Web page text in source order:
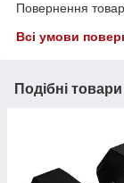
Повернення
Всі умови
Подібні